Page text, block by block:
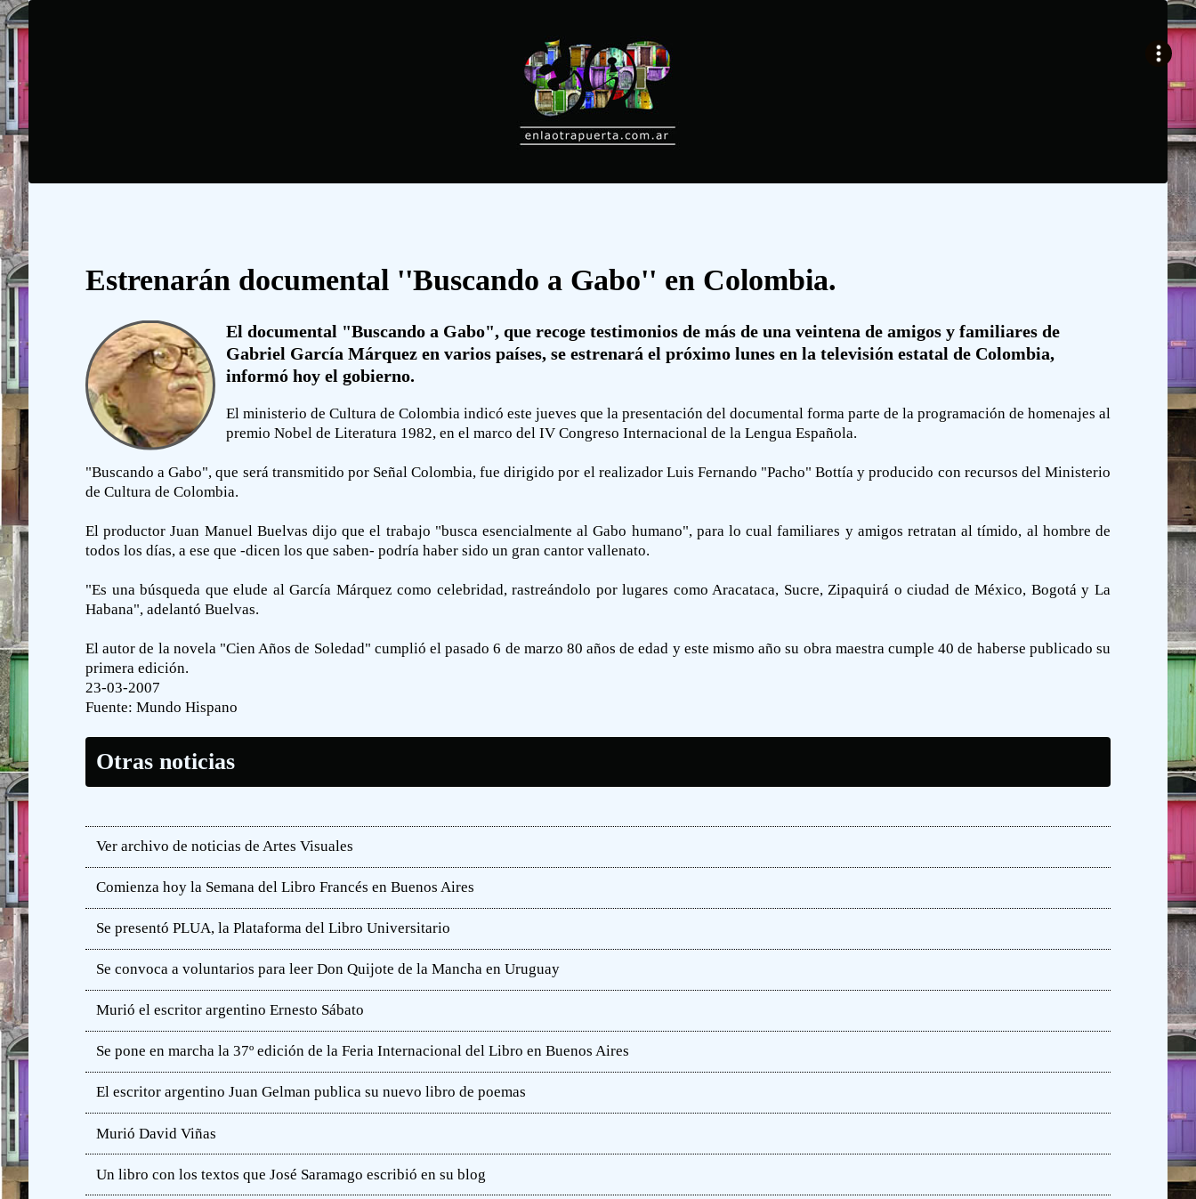
Estrenarán documental ''Buscando a Gabo'' en Colombia.
El documental "Buscando a Gabo", que recoge testimonios de más de una veintena de amigos y familiares de
Gabriel García Márquez en varios países, se estrenará el próximo lunes en la televisión estatal de Colombia,
informó hoy el gobierno.
El ministerio de Cultura de Colombia indicó este jueves que la presentación del documental forma parte de la programación de homenajes al
premio Nobel de Literatura 1982, en el marco del IV Congreso Internacional de la Lengua Española.
"Buscando a Gabo", que será transmitido por Señal Colombia, fue dirigido por el realizador Luis Fernando "Pacho" Bottía y producido con recursos del Ministerio
de Cultura de Colombia.
El productor Juan Manuel Buelvas dijo que el trabajo "busca esencialmente al Gabo humano", para lo cual familiares y amigos retratan al tímido, al hombre de
todos los días, a ese que -dicen los que saben- podría haber sido un gran cantor vallenato.
"Es una búsqueda que elude al García Márquez como celebridad, rastreándolo por lugares como Aracataca, Sucre, Zipaquirá o ciudad de México, Bogotá y La
Habana", adelantó Buelvas.
El autor de la novela "Cien Años de Soledad" cumplió el pasado 6 de marzo 80 años de edad y este mismo año su obra maestra cumple 40 de haberse publicado su
primera edición.
23-03-2007
Fuente: Mundo Hispano
Otras noticias
Ver archivo de noticias de Artes Visuales
Comienza hoy la Semana del Libro Francés en Buenos Aires
Se presentó PLUA, la Plataforma del Libro Universitario
Se convoca a voluntarios para leer Don Quijote de la Mancha en Uruguay
Murió el escritor argentino Ernesto Sábato
Se pone en marcha la 37º edición de la Feria Internacional del Libro en Buenos Aires
El escritor argentino Juan Gelman publica su nuevo libro de poemas
Murió David Viñas
Un libro con los textos que José Saramago escribió en su blog